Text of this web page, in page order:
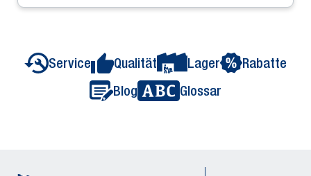
Was gehört zur Betriebsausstattung?
Maschinen und Werkzeuge, die für Arbeitsprozesse im
Unternehmen benötigt werden. Dazu gehören
beispielsweise Werkzeuge, Verpackungsgeräte,
Maschinen, Werkstatteinrichtungen sowie Lagertechnik.
Betriebstechnik?
Service Qualität Lager
Rabatte
Blog
Glossar